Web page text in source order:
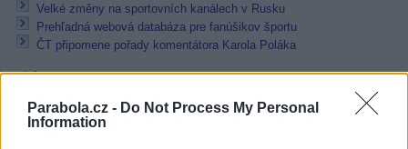
Parabola.cz - Do Not Process My Personal
Information
Velké změny na sportovních kanálech v Rusku
Prehľadná webová databáza pre fanúšikov športu
ČT připomene pořady komentátora Karola Poláka
Reklama
Pracovní nabídky